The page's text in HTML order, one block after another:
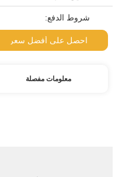
شروط الدفع:
احصل على أفضل سعر
معلومات مفصلة